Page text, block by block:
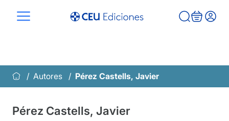
Autores Pérez Castells, Javier
Pérez Castells, Javier